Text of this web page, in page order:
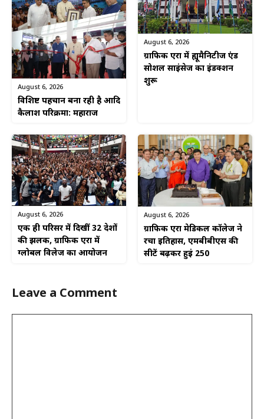
August 6, 2026
विशिष्ट पहचान बना रही है आदि
कैलाश परिक्रमा: महाराज
August 6, 2026
ग्राफिक एरा में ह्यूमैनिटीज एंड
सोशल साइंसेज का इंडक्शन
शुरू
August 6, 2026
एक ही परिसर में दिखीं 32 देशों
की झलक, ग्राफिक एरा में
ग्लोबल विलेज का आयोजन
August 6, 2026
ग्राफिक एरा मेडिकल कॉलेज ने
रचा इतिहास, एमबीबीएस की
सीटें बढ़कर हुईं 250
Leave a Comment